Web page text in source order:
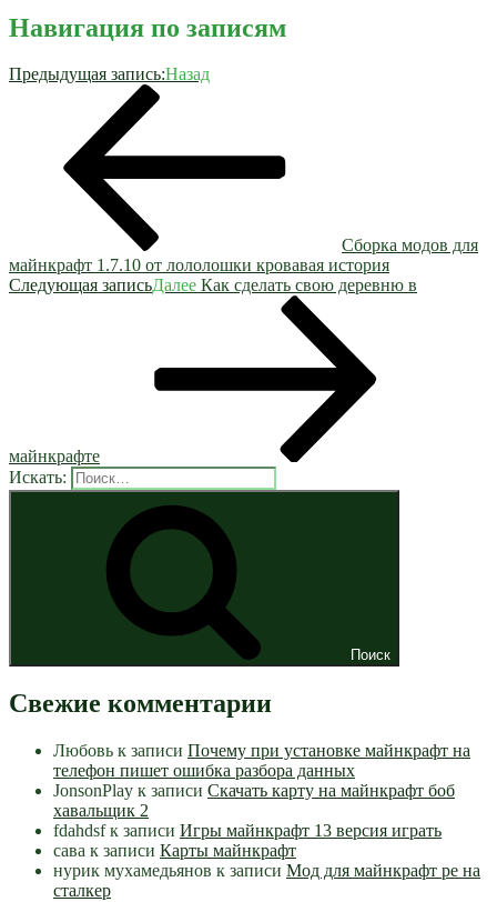
Навигация по записям
Предыдущая запись:Назад
Сборка модов для
майнкрафт 1.7.10 от лололошки кровавая история
Следующая записьДалее Как сделать свою деревню в
майнкрафте
Искать:
Поиск
Свежие комментарии
Любовь к записи Почему при установке майнкрафт на
телефон пишет ошибка разбора данных
JonsonPlay к записи Скачать карту на майнкрафт боб
хавальщик 2
fdahdsfк записи Игры майнкрафт 13 версия играть
сава к записи Карты майнкрафт
нурик мухамедьянов к записи Мод для майнкрафт pe на
сталкер